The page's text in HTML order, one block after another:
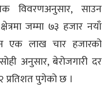
विवरणअनुसार, साउन
जम्मा ७३ हजार नयाँ
एक लाख चार हजारको
अनुसार, बेरोजगारी दर
प्रतिशत पुगेको छ ।